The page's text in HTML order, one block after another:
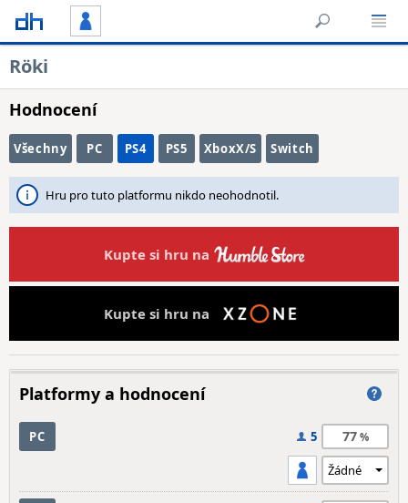
Röki
Hodnocení
Všechny PC PS4 PS5 XboxX/S Switch
Hru pro tuto platformu nikdo neohodnotil.
Kupte si hru na
Kupte si hru na
Platformy a hodnocení
PC 5 77